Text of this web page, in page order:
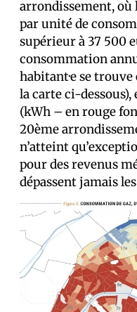
arrondissement, où
par unité de
supérieur à 37 500
consommation
habitant·e se
la carte ci-
(kWh – en rouge
20ème
n’atteint
pour des revenus
dépassent jamais